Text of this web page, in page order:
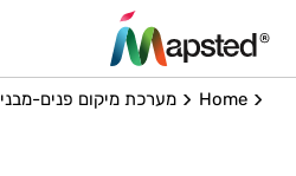
Home מערכת מיקום פנים-מבני